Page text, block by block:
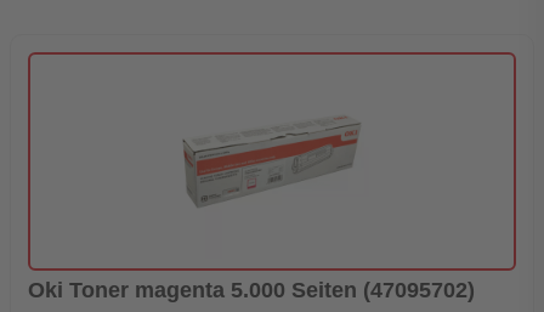
Oki Toner magenta 5.000 Seiten (47095702)